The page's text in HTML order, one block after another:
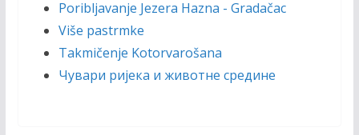
Poribljavanje Jezera Hazna - Gradačac
Više pastrmke
Takmičenje Kotorvarošana
Чувари ријека и животне средине